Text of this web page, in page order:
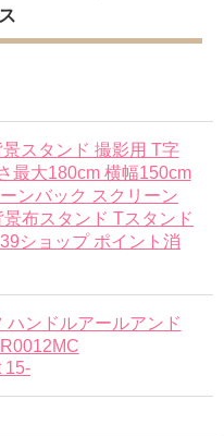
スタンド 撮影用 T字
最大180cm 横幅150cm
ンバック スクリーン
布スタンド Tスタンド
ショップ ポイント消
ハンドルアールアンド
15-